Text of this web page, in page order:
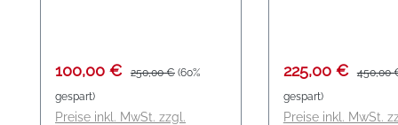
Verkaufspreis:
100,00 € Regulärer Preis:
250,00 € (60%
gespart)
Preise inkl. MwSt. zzgl.
bezogenem Knopf
ermöglicht ein
unkompliziertes
Verkaufspreis:
225,00 € 450,00
gespart)
Preise inkl. MwSt.